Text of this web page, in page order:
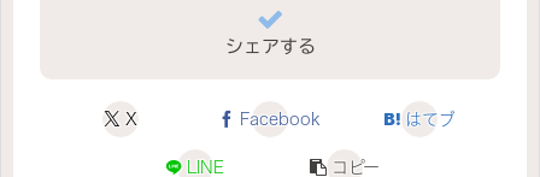
シェアする
X Facebook はてブ
LINE コピー